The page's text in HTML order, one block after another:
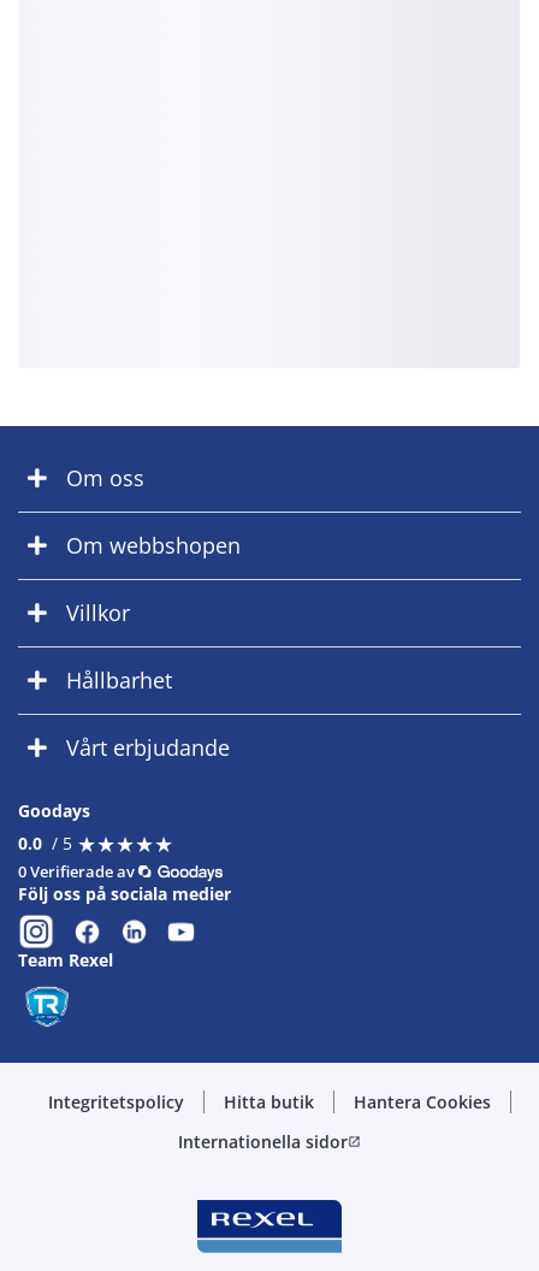
Om oss
Om webbshopen
Villkor
Hållbarhet
Vårt erbjudande
Goodays
0.0 / 5 ★★★★★
★★★★★
0 Verifierade av
Följ oss på sociala medier
Team Rexel
Integritetspolicy Hitta butik
Hantera Cookies
Internationella sidoropen_in_new